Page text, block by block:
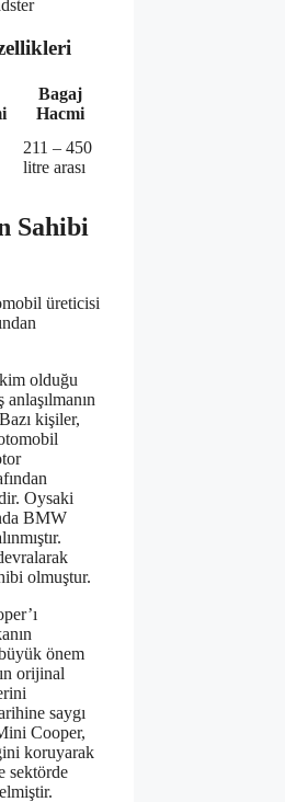
Bagaj
Hacmi
211 – 450
litre arası
Sahibi
üreticisi
olduğu
kişiler,
Oysaki
BMW
olmuştur.
önem
orijinal
saygı
Cooper,
koruyarak
sektörde